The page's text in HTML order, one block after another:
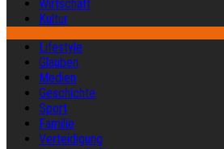
Wirtschaft
Kultur
Lifestyle
Glauben
Medien
Geschichte
Sport
Familie
Verteidigung